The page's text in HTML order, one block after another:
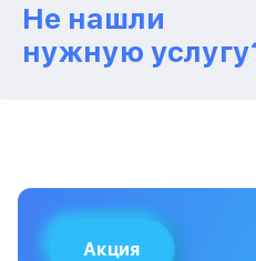
Замена блока питания
Замена платы лазерного
Не нашли
нужную
Акция